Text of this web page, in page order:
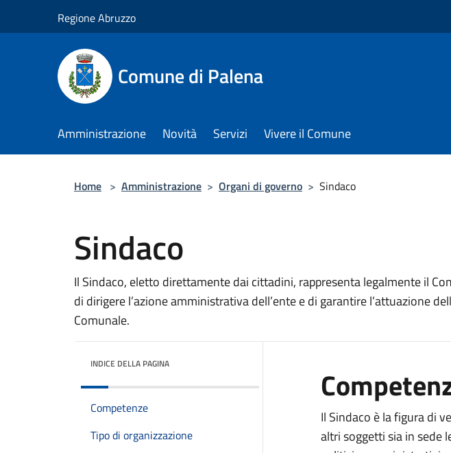
Regione Abruzzo
Comune di Palena
Amministrazione Novità Servizi Vivere il Comune
Home > Amministrazione > Organi di governo > Sindaco
Sindaco
Il Sindaco, eletto direttamente dai cittadini, rappresenta legalmente il
di dirigere l’azione amministrativa dell’ente e di garantire l’attuazione
Comunale.
INDICE DELLA PAGINA
Competenze
Tipo di organizzazione
Il Sindaco è la figura di
altri soggetti sia in sede